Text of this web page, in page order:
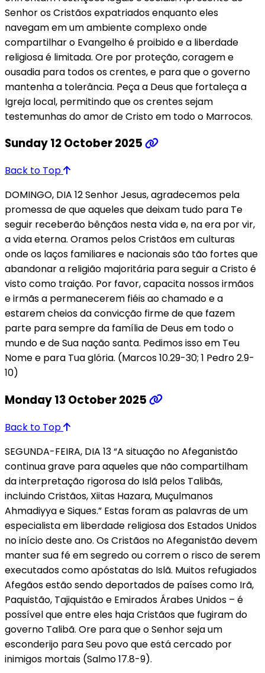
Senhor os Cristãos expatriados enquanto eles
navegam em um ambiente complexo onde
compartilhar o Evangelho é proibido e a liberdade
religiosa é limitada. Ore por proteção, coragem e
ousadia para todos os crentes, e para que o governo
mantenha a tolerância. Peça a Deus que fortaleça a
Igreja local, permitindo que os crentes sejam
testemunhas do amor de Cristo em todo o Marrocos.
Sunday 12 October 2025
Back to Top
DOMINGO, DIA 12 Senhor Jesus, agradecemos pela
promessa de que aqueles que deixam tudo para Te
seguir receberão bênçãos nesta vida e, na era por vir,
a vida eterna. Oramos pelos Cristãos em culturas
onde os laços familiares e nacionais são tão fortes que
abandonar a religião majoritária para seguir a Cristo é
visto como traição. Por favor, capacita nossos irmãos
e irmãs a permanecerem fiéis ao chamado e a
estarem cheios da convicção firme de que fazem
parte para sempre da família de Deus em todo o
mundo e de Sua nação santa. Pedimos isso em Teu
Nome e para Tua glória. (Marcos 10.29-30; 1 Pedro 2.9-
10)
Monday 13 October 2025
Back to Top
SEGUNDA-FEIRA, DIA 13 “A situação no Afeganistão
continua grave para aqueles que não compartilham
da interpretação rigorosa do Islã pelos Talibãs,
incluindo Cristãos, Xiitas Hazara, Muçulmanos
Ahmadiyya e Siques.” Estas foram as palavras de um
especialista em liberdade religiosa dos Estados Unidos
no início deste ano. Os Cristãos no Afeganistão devem
manter sua fé em segredo ou correm o risco de serem
executados como apóstatas do Islã. Muitos refugiados
Afegãos estão sendo deportados de países como Irã,
Paquistão, Tajiquistão e Emirados Árabes Unidos – é
possível que entre eles haja Cristãos que fugiram do
governo Talibã. Ore para que o Senhor seja um
esconderijo para Seu povo que está cercado por
inimigos mortais (Salmo 17.8-9).